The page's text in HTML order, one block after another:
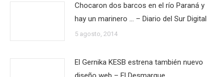
Chocaron dos barcos en el río Paraná y
hay un marinero … – Diario del Sur Digital
5 agosto, 2014
El Gernika KESB estrena también nuevo